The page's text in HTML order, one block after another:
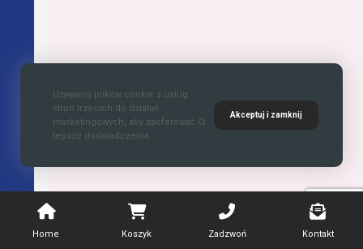
Home Koszyk Zadzwoń Kontakt
Używamy plików cookie z usług
stron trzecich do działań
marketingowych, aby zaoferować Ci
lepsze doświadczenia.
Akceptuj i zamknij